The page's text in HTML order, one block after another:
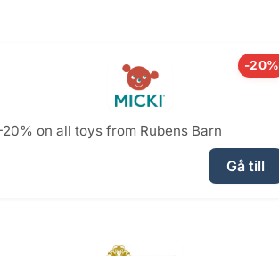
-20%
20% on all toys from Rubens Barn
Gå till